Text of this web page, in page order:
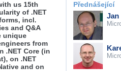
us 15th
of .NET
incl.
and Q&A
unique
from
.NET Core (in
on .NET
and on
Přednášející
Jan